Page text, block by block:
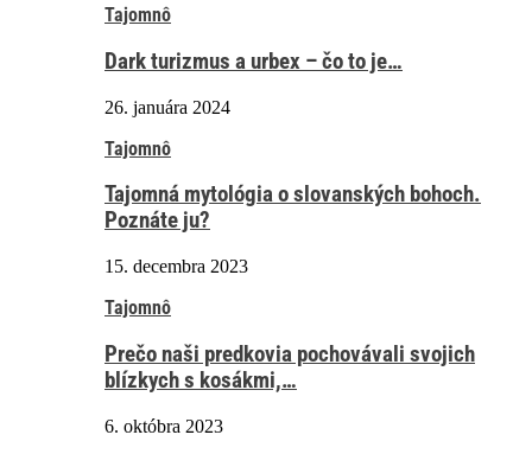
Tajomnô
Dark turizmus a urbex – čo to je…
26. januára 2024
Tajomnô
Tajomná mytológia o slovanských bohoch.
Poznáte ju?
15. decembra 2023
Tajomnô
Prečo naši predkovia pochovávali svojich
blízkych s kosákmi,…
6. októbra 2023